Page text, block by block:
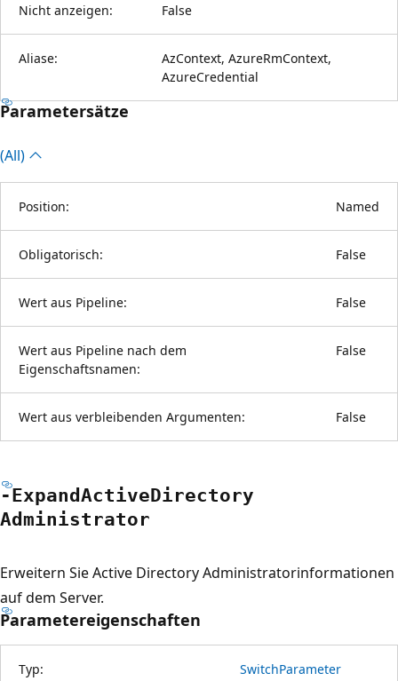
Nicht anzeigen: False
Aliase:
AzContext, AzureRmContext,
AzureCredential
Parametersätze
(All)
Position: Named
Obligatorisch: False
Wert aus Pipeline: False
Wert aus Pipeline nach dem
Eigenschaftsnamen:
False
Wert aus verbleibenden Argumenten: False
-ExpandActiveDirectory
Administrator
Erweitern Sie Active Directory Administratorinformationen
auf dem Server.
Parametereigenschaften
Typ: SwitchParameter